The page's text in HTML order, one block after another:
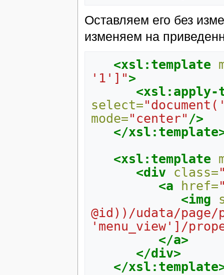
Оставляем его без
изменяем на
<xsl:template
'1']">
<xsl:apply-
select=
mode="center" />
</
<xsl:template
<div
class=
<a
href=
<img
@id))/udata/page/
'menu_view']/
</a>
</div>
</